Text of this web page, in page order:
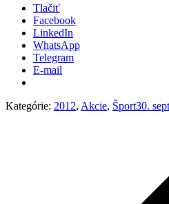
Tlačiť
Facebook
LinkedIn
WhatsApp
Telegram
E-mail
Kategórie: 2012, Akcie, Šport30.